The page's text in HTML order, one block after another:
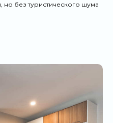
без туристического шума
RPS
и